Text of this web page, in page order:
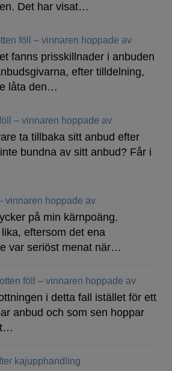
Det har visat…
föll – vinnaren hoppade av
fanns prisskillnader i anbuden
efter tilldelning,
låta den…
– vinnaren hoppade av
ta tillbaka sitt anbud efter
bundna av sitt anbud? Får i
vinnaren hoppade av
på min kärnpoäng.
eftersom det ena
var seriöst menat när…
föll – vinnaren hoppade av
i detta fall istället för ett
anbud och som sen hoppar
kajupphandling